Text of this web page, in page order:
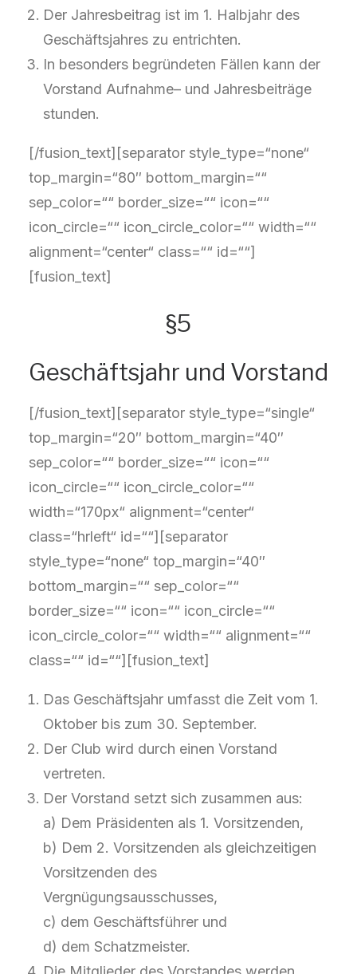
Der Jahresbeitrag ist im 1. Halbjahr des
Geschäftsjahres zu entrichten.
In besonders begründeten Fällen kann der
Vorstand Aufnahme– und Jahresbeiträge
stunden.
[/fusion_text][separator style_type=“none“
top_margin=“80″ bottom_margin=““
sep_color=““ border_size=““ icon=““
icon_circle=““ icon_circle_color=““ width=““
alignment=“center“ class=““ id=““]
[fusion_text]
§5
Geschäftsjahr und Vorstand
[/fusion_text][separator style_type=“single“
top_margin=“20″ bottom_margin=“40″
sep_color=““ border_size=““ icon=““
icon_circle=““ icon_circle_color=““
width=“170px“ alignment=“center“
class=“hrleft“ id=““][separator
style_type=“none“ top_margin=“40″
bottom_margin=““ sep_color=““
border_size=““ icon=““ icon_circle=““
icon_circle_color=““ width=““ alignment=““
class=““ id=““][fusion_text]
Das Geschäftsjahr umfasst die Zeit vom 1.
Oktober bis zum 30. September.
Der Club wird durch einen Vorstand
vertreten.
Der Vorstand setzt sich zusammen aus:
a) Dem Präsidenten als 1. Vorsitzenden,
b) Dem 2. Vorsitzenden als gleichzeitigen
Vorsitzenden des
Vergnügungsausschusses,
c) dem Geschäftsführer und
d) dem Schatzmeister.